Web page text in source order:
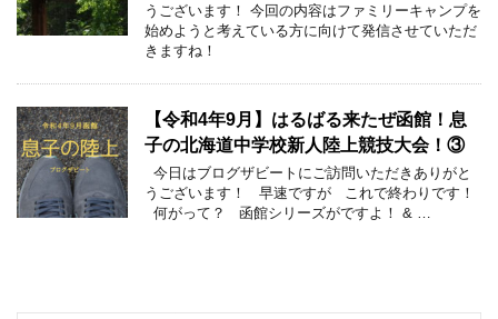
うございます！ 今回の内容はファミリーキャンプを
始めようと考えている方に向けて発信させていただ
きますね！
【令和4年9月】はるばる来たぜ函館！息
子の北海道中学校新人陸上競技大会！③
今日はブログザビートにご訪問いただきありがと
うございます！ 早速ですが これで終わりです！
何がって？ 函館シリーズがですよ！ & …